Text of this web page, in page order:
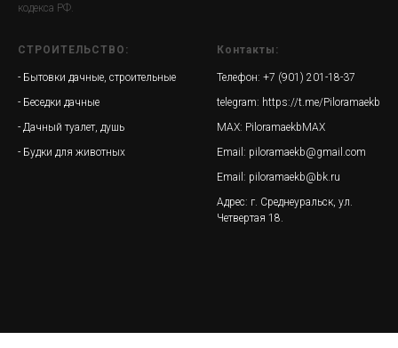
кодекса РФ.
СТРОИТЕЛЬСТВО:
- Бытовки дачные, строительные
- Беседки дачные
- Дачный туалет, душь
- Будки для животных
Контакты:
Телефон: +7 (901) 201-18-37
telegram: https://t.me/Piloramaekb
MAX: PiloramaekbMAX
Email: piloramaekb@gmail.com
Email: piloramaekb@bk.ru
Адрес: г. Среднеуральск, ул.
Четвертая 18.